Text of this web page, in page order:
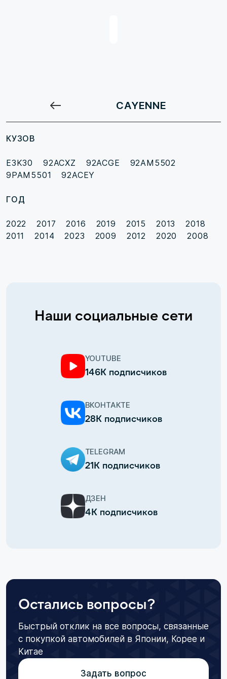
CAYENNE
КУЗОВ
E3K30 92ACXZ 92ACGE
92AM5502
9PAM5501
92ACEY
ГОД
2022 2017 2016 2019 2015 2013
2018
2011
2014 2023 2009 2012 2020 2008
Наши социальные сети
YOUTUBE
146К подписчиков
ВКОНТАКТЕ
28К подписчиков
TELEGRAM
21К подписчиков
ДЗЕН
4К подписчиков
Остались вопросы?
Быстрый отклик на все вопросы, связанные
с покупкой автомобилей в Японии, Корее и
Китае
Задать вопрос